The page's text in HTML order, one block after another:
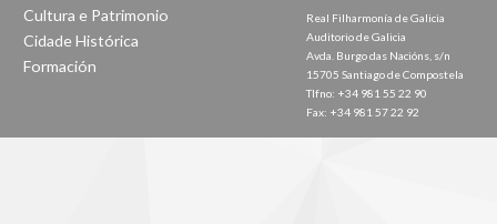
Cultura e Patrimonio
Cidade Histórica
Formación
Real Filharmonía de Galicia
Auditorio de Galicia
Avda. Burgo das Nacións, s/n
15705 Santiago de Compostela
Tlfno: +34 981 55 22 90
Fax: +34 981 57 22 92